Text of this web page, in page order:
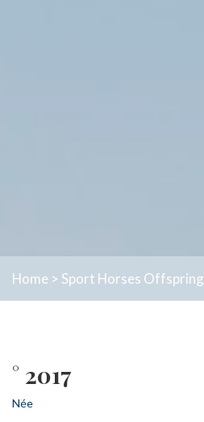
Home > Sport Horses Offspring
° 2017
Née